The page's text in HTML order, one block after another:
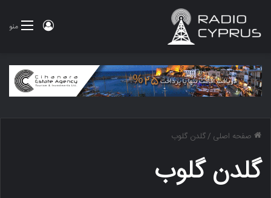
منو ورود
صفحه اصلی /گلدن گلوب
گلدن گلوب